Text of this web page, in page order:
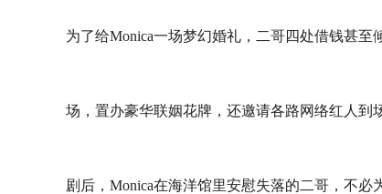
为了给Monica一场梦幻婚礼，二哥四处借钱甚
场，置办豪华联姻花牌，还邀请各路网络红人到
剧后，Monica在海洋馆里安慰失落的二哥，不